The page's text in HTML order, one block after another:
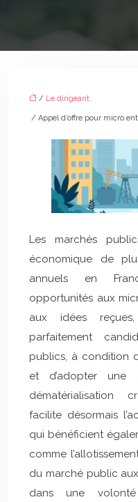
/ Le dirigeant
/ Appel d’offre pour micro
Les marchés
économique de
annuels en
opportunités aux
aux idées
parfaitement
publics, à condition
et d’adopter une
dématérialisation
facilite désormais
qui bénéficient
comme
du marché public
dans une